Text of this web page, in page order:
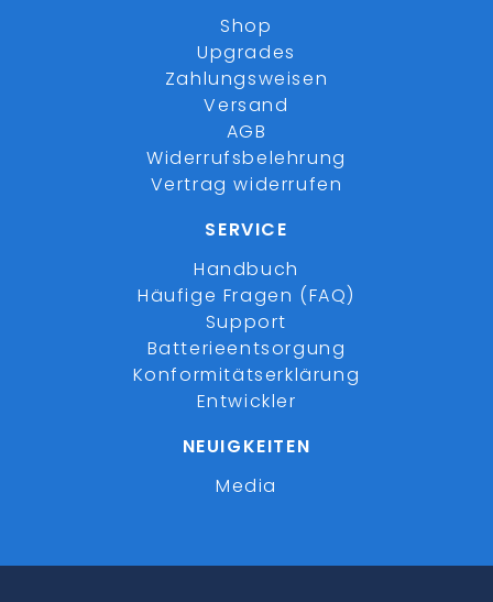
Shop
Upgrades
Zahlungsweisen
Versand
AGB
Widerrufsbelehrung
Vertrag widerrufen
SERVICE
Handbuch
Häufige Fragen (FAQ)
Support
Batterieentsorgung
Konformitätserklärung
Entwickler
NEUIGKEITEN
Media